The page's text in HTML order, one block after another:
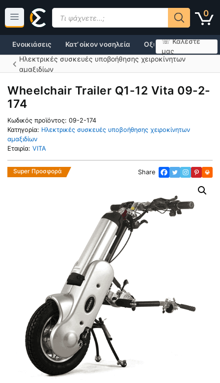
περιεχόμενο
0
Products
search
☏ Καλέστε
μας
Κατ’ οίκον νοσηλεία Οξυγονοθεραπεία
Ενοικιάσεις
Ηλεκτρικές συσκευές υποβοήθησης χειροκίνητων
αμαξιδίων
Wheelchair Trailer Q1-12 Vita 09-2-
174
Κωδικός προϊόντος: 09-2-174
Κατηγορία: Ηλεκτρικές συσκευές υποβοήθησης χειροκίνητων
αμαξιδίων
Εταιρία: VITA
Share
Super Προσφορά